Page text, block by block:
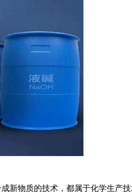
新物质的技术，都属于化学生产